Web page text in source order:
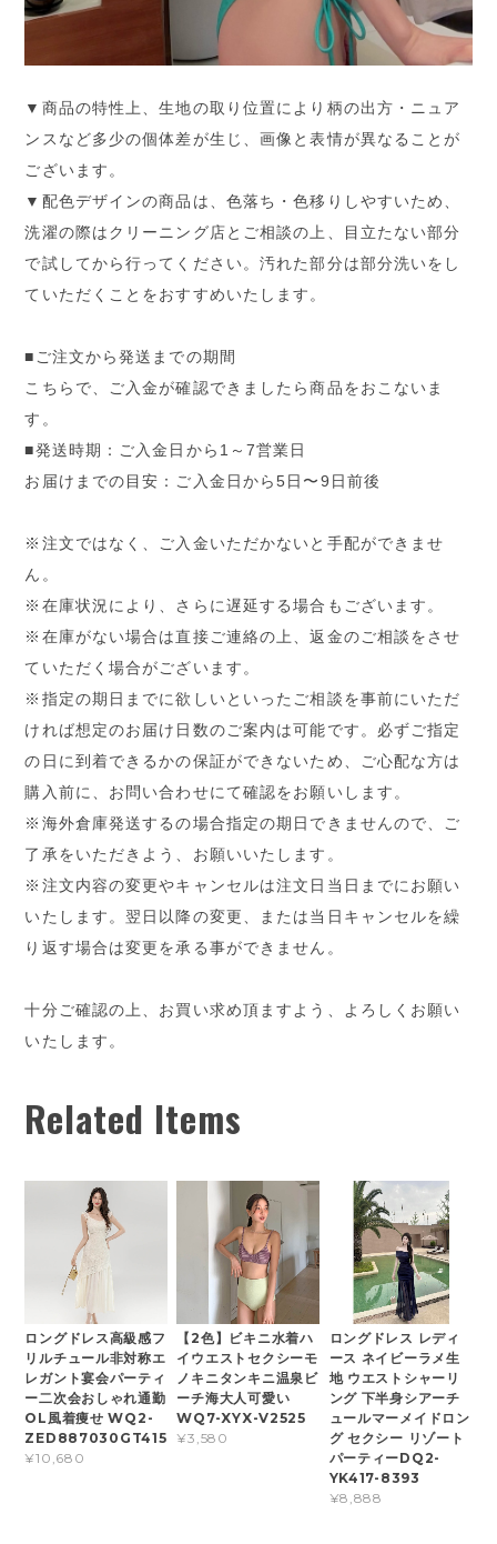
▼商品の特性上、生地の取り位置により柄の出方・ニュア
ンスなど多少の個体差が生じ、画像と表情が異なることが
ございます。
▼配色デザインの商品は、色落ち・色移りしやすいため、
洗濯の際はクリーニング店とご相談の上、目立たない部分
で試してから行ってください。汚れた部分は部分洗いをし
ていただくことをおすすめいたします。
■ご注文から発送までの期間
こちらで、ご入金が確認できましたら商品をおこないま
す。
■発送時期：ご入金日から1～7営業日
お届けまでの目安：ご入金日から5日〜9日前後
※注文ではなく、ご入金いただかないと手配ができませ
ん。
※在庫状況により、さらに遅延する場合もございます。
※在庫がない場合は直接ご連絡の上、返金のご相談をさせ
ていただく場合がございます。
※指定の期日までに欲しいといったご相談を事前にいただ
ければ想定のお届け日数のご案内は可能です。必ずご指定
の日に到着できるかの保証ができないため、ご心配な方は
購入前に、お問い合わせにて確認をお願いします。
※海外倉庫発送するの場合指定の期日できませんので、ご
了承をいただきよう、お願いいたします。
※注文内容の変更やキャンセルは注文日当日までにお願い
いたします。翌日以降の変更、または当日キャンセルを繰
り返す場合は変更を承る事ができません。
十分ご確認の上、お買い求め頂ますよう、よろしくお願い
いたします。
Related Items
ロングドレス高級感フ
リルチュール非対称エ
レガント宴会パーティ
ー二次会おしゃれ通勤
OL風着痩せ WQ2-
ZED887030GT415
¥10,680
【2色】ビキニ水着ハ
イウエストセクシーモ
ノキニタンキニ温泉ビ
ーチ海大人可愛い
WQ7-XYX-V2525
¥3,580
ロングドレス レディ
ース ネイビーラメ生
地 ウエストシャーリ
ング 下半身シアーチ
ュールマーメイドロン
グ セクシー リゾート
パーティーDQ2-
YK417-8393
¥8,888